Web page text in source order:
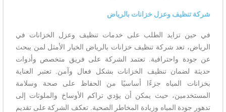
شركة تنظيف وعزل خزانات بالرياض
في حين تزايد الطلب على خدمات تنظيف وعزل الخزانات في
الرياض، تعد شركة تنظيف خزانات بالرياض الخيار الأمثل لمن يبحث
عن جودة واحترافية. تعتمد الشركة على فريق متخصص وأدوات
حديثة لضمان تنظيف الخزانات بشكل فعال وآمن. تعتبر العناية
بخزانات المياه جزءًا أساسيًا من الحفاظ على صحة وسلامة
المستخدمين، حيث يمكن أن يؤدي تراكم الأوساخ والملوثات إلى
تدهور جودة المياه وزيادة المخاطر الصحية. تعكف الشركة على تقديم